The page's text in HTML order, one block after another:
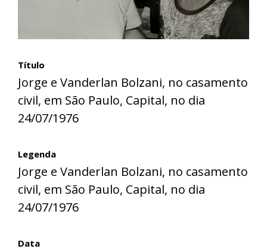
Título
Jorge e Vanderlan Bolzani, no casamento
civil, em São Paulo, Capital, no dia
24/07/1976
Legenda
Jorge e Vanderlan Bolzani, no casamento
civil, em São Paulo, Capital, no dia
24/07/1976
Data